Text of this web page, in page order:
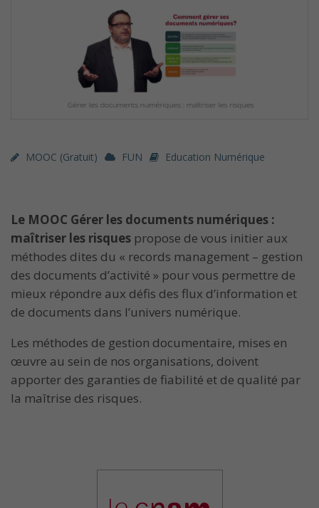
MOOC (gratuit) FUN Education Numérique
Le MOOC Gérer les documents numériques :
maîtriser les risques propose de vous initier aux
méthodes dites du « records management – gestion
des documents d’activité » pour vous permettre de
mieux répondre aux défis des flux d’information et
de documents dans l’univers numérique.
Les méthodes de gestion documentaire, mises en
œuvre au sein de nos organisations, doivent
apporter des garanties de fiabilité et de qualité par
la maîtrise des risques.